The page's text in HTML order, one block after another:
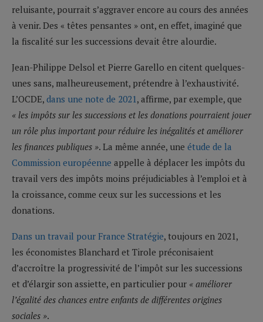
reluisante, pourrait s’aggraver encore au cours des années
à venir. Des « têtes pensantes » ont, en effet, imaginé que
la fiscalité sur les successions devait être alourdie.
Jean-Philippe Delsol et Pierre Garello en citent quelques-
unes sans, malheureusement, prétendre à l’exhaustivité.
L’OCDE, dans une note de 2021 , affirme, par exemple, que
« les impôts sur les successions et les donations pourraient jouer
un rôle plus important pour réduire les inégalités et améliorer
les finances publiques ». La même année, une étude de la
Commission européenne appelle à déplacer les impôts du
travail vers des impôts moins préjudiciables à l’emploi et à
la croissance, comme ceux sur les successions et les
donations.
Dans un travail pour France Stratégie, toujours en 2021,
les économistes Blanchard et Tirole préconisaient
d’accroître la progressivité de l’impôt sur les successions
et d’élargir son assiette, en particulier pour « améliorer
l’égalité des chances entre enfants de différentes origines
sociales ».